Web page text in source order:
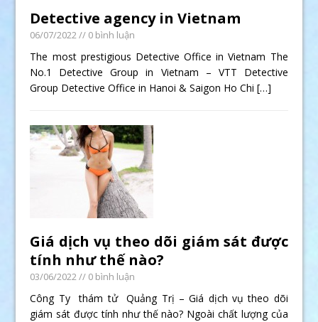
Detective agency in Vietnam
06/07/2022// 0 bình luận
The most prestigious Detective Office in Vietnam The
No.1 Detective Group in Vietnam – VTT Detective
Group Detective Office in Hanoi & Saigon Ho Chi[…]
Giá dịch vụ theo dõi giám sát được
tính như thế nào?
03/06/2022// 0 bình luận
Công Ty thám tử Quảng Trị – Giá dịch vụ theo dõi
giám sát được tính như thế nào? Ngoài chất lượng của